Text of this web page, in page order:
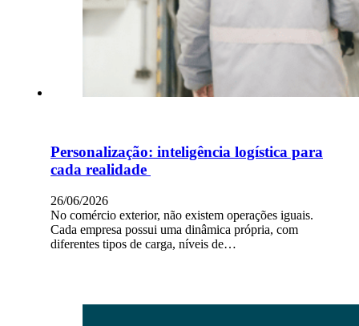
Personalização: inteligência logística para
cada realidade
26/06/2026
No comércio exterior, não existem operações iguais.
Cada empresa possui uma dinâmica própria, com
diferentes tipos de carga, níveis de…